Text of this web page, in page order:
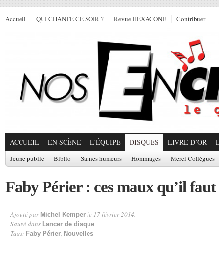
Accueil QUI CHANTE CE SOIR ? Revue HEXAGONE Contribuer
ACCUEIL EN SCÈNE L'ÉQUIPE DISQUES LIVRE D’OR
Jeune public Biblio Saines humeurs Hommages Merci Collègues
Faby Périer : ces maux qu’il
Ajouté par Michel Kemper le 17 février 2014.
Sauvé dans Lancer de disque
Tags: Faby Périer, Nouvelles